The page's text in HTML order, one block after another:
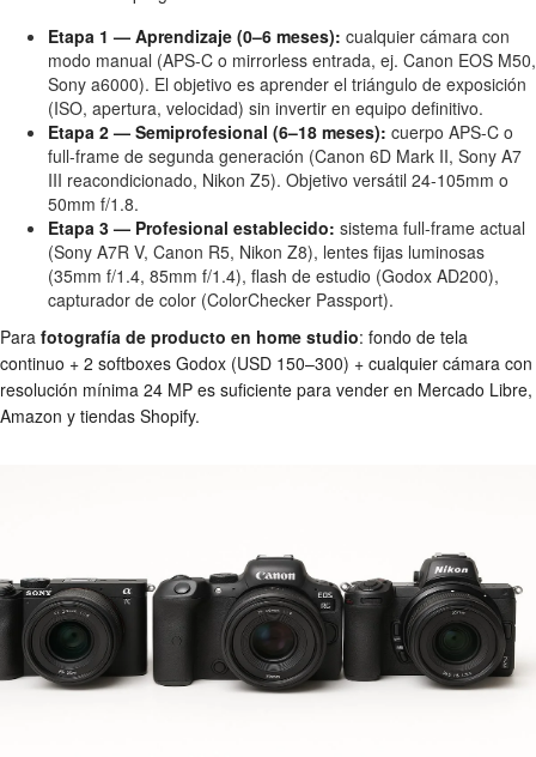
Etapa 1 — Aprendizaje (0–6 meses): cualquier cámara con
modo manual (APS-C o mirrorless entrada, ej. Canon EOS M50,
Sony a6000). El objetivo es aprender el triángulo de exposición
(ISO, apertura, velocidad) sin invertir en equipo definitivo.
Etapa 2 — Semiprofesional (6–18 meses): cuerpo APS-C o
full-frame de segunda generación (Canon 6D Mark II, Sony A7
III reacondicionado, Nikon Z5). Objetivo versátil 24-105mm o
50mm f/1.8.
Etapa 3 — Profesional establecido: sistema full-frame actual
(Sony A7R V, Canon R5, Nikon Z8), lentes fijas luminosas
(35mm f/1.4, 85mm f/1.4), flash de estudio (Godox AD200),
capturador de color (ColorChecker Passport).
Para fotografía de producto en home studio: fondo de tela
continuo + 2 softboxes Godox (USD 150–300) + cualquier cámara con
resolución mínima 24 MP es suficiente para vender en Mercado Libre,
Amazon y tiendas Shopify.